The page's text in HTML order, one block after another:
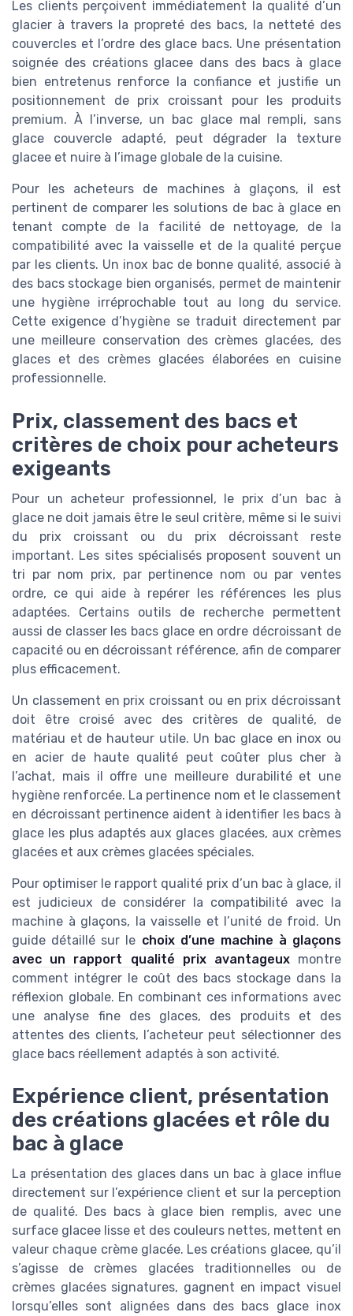
Les clients perçoivent immédiatement la qualité d’un
glacier à travers la propreté des bacs, la netteté des
couvercles et l’ordre des glace bacs. Une présentation
soignée des créations glacee dans des bacs à glace
bien entretenus renforce la confiance et justifie un
positionnement de prix croissant pour les produits
premium. À l’inverse, un bac glace mal rempli, sans
glace couvercle adapté, peut dégrader la texture
glacee et nuire à l’image globale de la cuisine.
Pour les acheteurs de machines à glaçons, il est
pertinent de comparer les solutions de bac à glace en
tenant compte de la facilité de nettoyage, de la
compatibilité avec la vaisselle et de la qualité perçue
par les clients. Un inox bac de bonne qualité, associé à
des bacs stockage bien organisés, permet de maintenir
une hygiène irréprochable tout au long du service.
Cette exigence d’hygiène se traduit directement par
une meilleure conservation des crèmes glacées, des
glaces et des crèmes glacées élaborées en cuisine
professionnelle.
Prix, classement des bacs et
critères de choix pour acheteurs
exigeants
Pour un acheteur professionnel, le prix d’un bac à
glace ne doit jamais être le seul critère, même si le suivi
du prix croissant ou du prix décroissant reste
important. Les sites spécialisés proposent souvent un
tri par nom prix, par pertinence nom ou par ventes
ordre, ce qui aide à repérer les références les plus
adaptées. Certains outils de recherche permettent
aussi de classer les bacs glace en ordre décroissant de
capacité ou en décroissant référence, afin de comparer
plus efficacement.
Un classement en prix croissant ou en prix décroissant
doit être croisé avec des critères de qualité, de
matériau et de hauteur utile. Un bac glace en inox ou
en acier de haute qualité peut coûter plus cher à
l’achat, mais il offre une meilleure durabilité et une
hygiène renforcée. La pertinence nom et le classement
en décroissant pertinence aident à identifier les bacs à
glace les plus adaptés aux glaces glacées, aux crèmes
glacées et aux crèmes glacées spéciales.
Pour optimiser le rapport qualité prix d’un bac à glace, il
est judicieux de considérer la compatibilité avec la
machine à glaçons, la vaisselle et l’unité de froid. Un
guide détaillé sur le choix d’une machine à glaçons
avec un rapport qualité prix avantageuxmontre
comment intégrer le coût des bacs stockage dans la
réflexion globale. En combinant ces informations avec
une analyse fine des glaces, des produits et des
attentes des clients, l’acheteur peut sélectionner des
glace bacs réellement adaptés à son activité.
Expérience client, présentation
des créations glacées et rôle du
bac à glace
La présentation des glaces dans un bac à glace influe
directement sur l’expérience client et sur la perception
de qualité. Des bacs à glace bien remplis, avec une
surface glacee lisse et des couleurs nettes, mettent en
valeur chaque crème glacée. Les créations glacee, qu’il
s’agisse de crèmes glacées traditionnelles ou de
crèmes glacées signatures, gagnent en impact visuel
lorsqu’elles sont alignées dans des bacs glace inox